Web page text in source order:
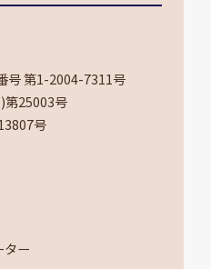
号 第1-2004-7311号
第25003号
号
ター